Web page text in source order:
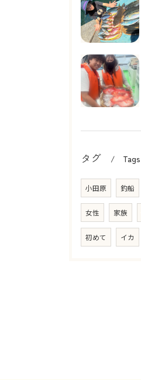
タグ Tags
小田原 釣船
女性 家族
初めて イカ